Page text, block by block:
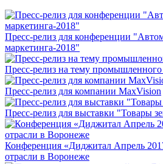
Пресс-релиз для конференции
маркетинга-2018"
Пресс-релиз на тему
Пресс-релиз для компании MaxVision
Пресс-релиз для выставки "Товары
Конференция «Диджитал Апрель
отрасли в Воронеже